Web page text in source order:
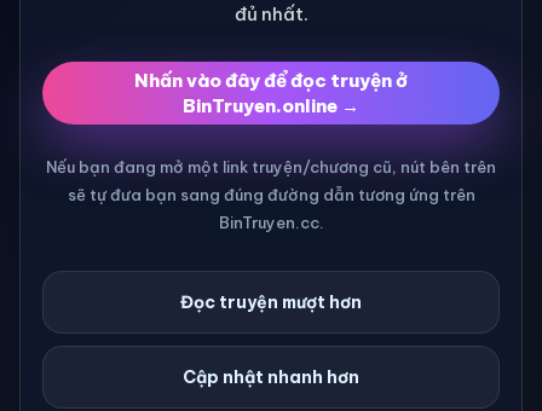
đủ nhất.
Nhấn vào đây để đọc truyện ở
BinTruyen.online →
Nếu bạn đang mở một link truyện/chương cũ, nút bên trên
sẽ tự đưa bạn sang đúng đường dẫn tương ứng trên
BinTruyen.cc.
Đọc truyện mượt hơn
Cập nhật nhanh hơn